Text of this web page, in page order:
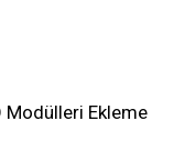
Modülleri Ekleme